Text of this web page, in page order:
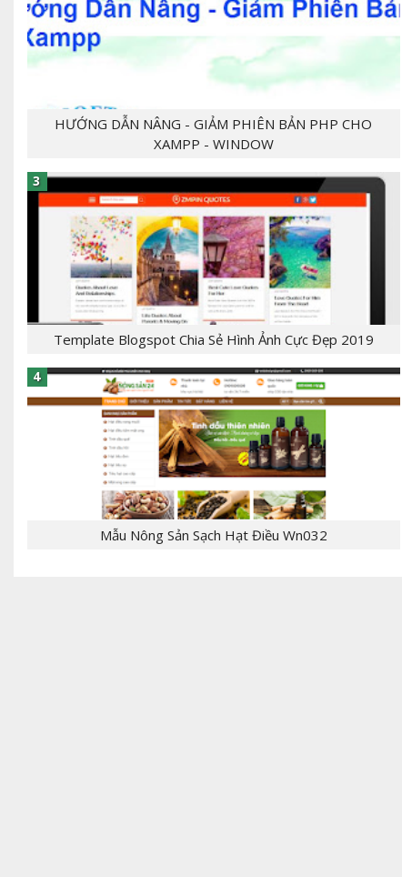
ĐỀ:Template Bloger - NGÔN NGỮ: xml, html,css,js
- CHỨC NĂNG: label, responsive,, - Mẫu T...
HƯỚNG DẪN NÂNG - GIẢM PHIÊN BẢN PHP CHO
XAMPP - WINDOW
Template Blogspot Chia Sẻ Hình Ảnh Cực Đẹp 2019
Mẫu Nông Sản Sạch Hạt Điều Wn032